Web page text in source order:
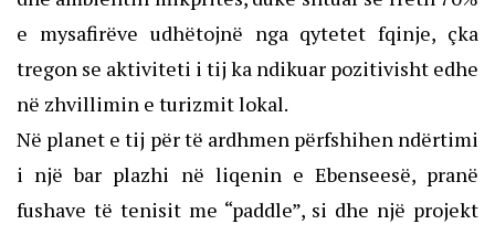
e mysafirëve udhëtojnë nga qytetet fqinje, çka
tregon se aktiviteti i tij ka ndikuar pozitivisht edhe
në zhvillimin e turizmit lokal.
Në planet e tij për të ardhmen përfshihen ndërtimi
i një bar plazhi në liqenin e Ebenseesë, pranë
fushave të tenisit me “paddle”, si dhe një projekt